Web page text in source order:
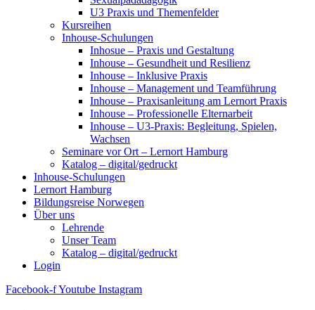
U3 Praxis und Themenfelder
Kursreihen
Inhouse-Schulungen
Inhosue – Praxis und Gestaltung
Inhouse – Gesundheit und Resilienz
Inhouse – Inklusive Praxis
Inhouse – Management und Teamführung
Inhouse – Praxisanleitung am Lernort Praxis
Inhouse – Professionelle Elternarbeit
Inhouse – U3-Praxis: Begleitung, Spielen,
Wachsen
Seminare vor Ort – Lernort Hamburg
Katalog – digital/gedruckt
Inhouse-Schulungen
Lernort Hamburg
Bildungsreise Norwegen
Über uns
Lehrende
Unser Team
Katalog – digital/gedruckt
Login
Facebook-fYoutube Instagram